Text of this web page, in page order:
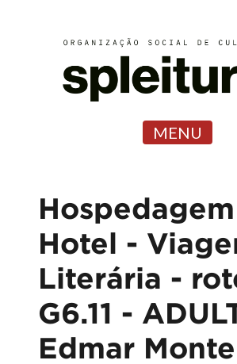
MENU
Hotel -
Literária -
G6.11 -
Edmar